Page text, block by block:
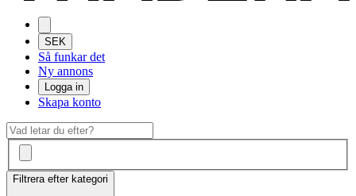
SEK
Så funkar det
Ny annons
Logga in
Skapa konto
Filtrera efter kategori